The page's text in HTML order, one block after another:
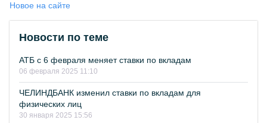
Новое на сайте
Новости по теме
АТБ с 6 февраля меняет ставки по вкладам
06 февраля 2025 11:10
ЧЕЛИНДБАНК изменил ставки по вкладам для
физических лиц
30 января 2025 15:56